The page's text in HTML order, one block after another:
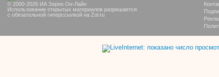
© 2000-2026 ИА Зерно Он-Лайн
Использование открытых материалов разрешается
с обязательной гиперссылкой на Zol.ru